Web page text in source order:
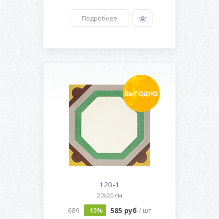
Подробнее
120-1
20x20 см
689 -15% 585 руб / шт